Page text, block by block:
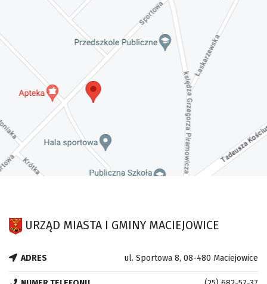
URZĄD MIASTA I GMINY MACIEJOWICE
ADRES ul. Sportowa 8, 08-480 Maciejowice